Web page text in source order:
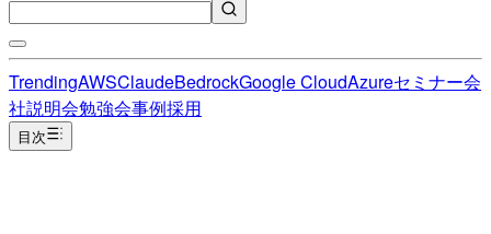
TrendingAWSClaudeBedrockGoogle CloudAzureセミナー会
社説明会勉強会事例採用
目次